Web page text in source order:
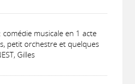
musicale en 1 acte
petit orchestre et quelques
Gilles